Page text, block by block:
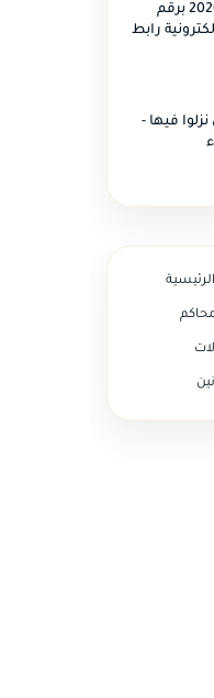
نتيجة الثانوية الأزهرية 2026 برقم
رابط
نزلوا فيها -